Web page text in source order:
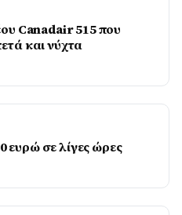
Canadair 515 που
και νύχτα
σε λίγες ώρες